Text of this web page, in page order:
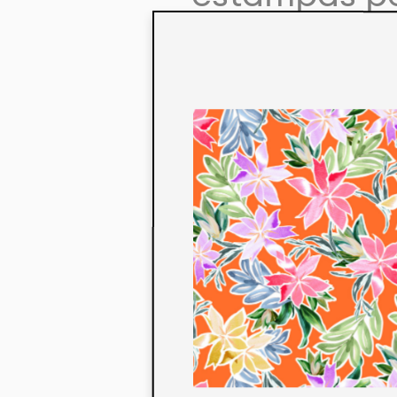
aos seus
linha de
mercados.
ecológicos
acabados
digital.